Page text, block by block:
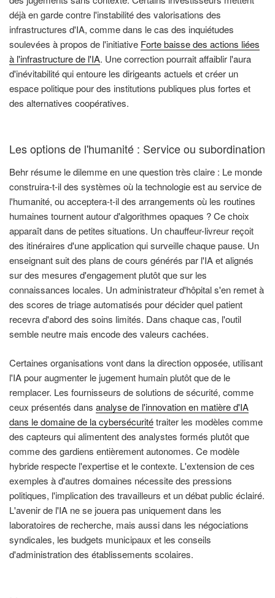
déjà en garde contre l'instabilité des valorisations des
infrastructures d'IA, comme dans le cas des inquiétudes
soulevées à propos de l'initiative Forte baisse des actions liées
à l'infrastructure de l'IA. Une correction pourrait affaiblir l'aura
d'inévitabilité qui entoure les dirigeants actuels et créer un
espace politique pour des institutions publiques plus fortes et
des alternatives coopératives.
Les options de l'humanité : Service ou subordination
Behr résume le dilemme en une question très claire : Le monde
construira-t-il des systèmes où la technologie est au service de
l'humanité, ou acceptera-t-il des arrangements où les routines
humaines tournent autour d'algorithmes opaques ? Ce choix
apparaît dans de petites situations. Un chauffeur-livreur reçoit
des itinéraires d'une application qui surveille chaque pause. Un
enseignant suit des plans de cours générés par l'IA et alignés
sur des mesures d'engagement plutôt que sur les
connaissances locales. Un administrateur d'hôpital s'en remet à
des scores de triage automatisés pour décider quel patient
recevra d'abord des soins limités. Dans chaque cas, l'outil
semble neutre mais encode des valeurs cachées.
Certaines organisations vont dans la direction opposée, utilisant
l'IA pour augmenter le jugement humain plutôt que de le
remplacer. Les fournisseurs de solutions de sécurité, comme
ceux présentés dans analyse de l'innovation en matière d'IA
dans le domaine de la cybersécuritétraiter les modèles comme
des capteurs qui alimentent des analystes formés plutôt que
comme des gardiens entièrement autonomes. Ce modèle
hybride respecte l'expertise et le contexte. L'extension de ces
exemples à d'autres domaines nécessite des pressions
politiques, l'implication des travailleurs et un débat public éclairé.
L'avenir de l'IA ne se jouera pas uniquement dans les
laboratoires de recherche, mais aussi dans les négociations
syndicales, les budgets municipaux et les conseils
d'administration des établissements scolaires.